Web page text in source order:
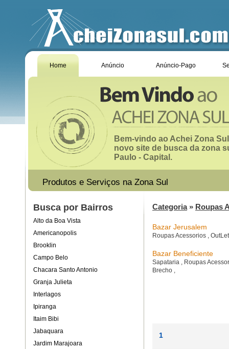
Home Anúncio Anúncio-Pago
Bem-vindo ao Achei Zona
novo site de busca da zona
Paulo - Capital.
Produtos e Serviços na Zona Sul
Busca por Bairros
Alto da Boa Vista
Americanopolis
Brooklin
Campo Belo
Chacara Santo Antonio
Granja Julieta
Interlagos
Ipiranga
Itaim Bibi
Jabaquara
Jardim Marajoara
Categoria» Roupas
Bazar Jerusalem
Roupas Acessorios ,
Bazar Beneficiente
Sapataria , Roupas
Brecho ,
1